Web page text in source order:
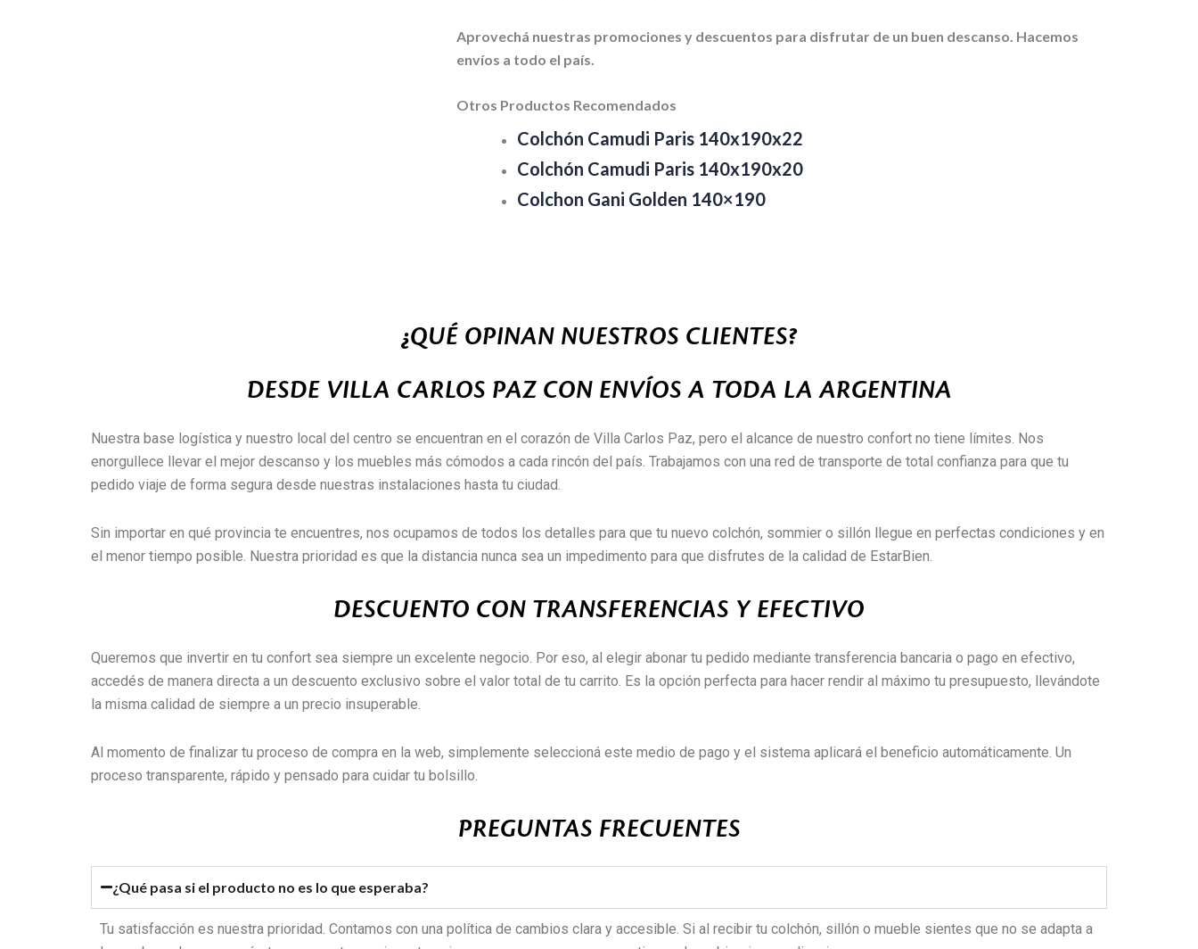
Aprovechá nuestras promociones y descuentos para disfrutar de un buen descanso. Hacemos
envíos a todo el país.
Otros Productos Recomendados
Colchón Camudi Paris 140x190x22
Colchón Camudi Paris 140x190x20
Colchon Gani Golden 140×190
¿QUÉ OPINAN NUESTROS CLIENTES?
DESDE VILLA CARLOS PAZ CON ENVÍOS A TODA LA ARGENTINA
Nuestra base logística y nuestro local del centro se encuentran en el corazón de Villa Carlos Paz, pero el alcance de nuestro confort no tiene límites. Nos
enorgullece llevar el mejor descanso y los muebles más cómodos a cada rincón del país. Trabajamos con una red de transporte de total confianza para que tu
pedido viaje de forma segura desde nuestras instalaciones hasta tu ciudad.
Sin importar en qué provincia te encuentres, nos ocupamos de todos los detalles para que tu nuevo colchón, sommier o sillón llegue en perfectas condiciones y en
el menor tiempo posible. Nuestra prioridad es que la distancia nunca sea un impedimento para que disfrutes de la calidad de EstarBien.
DESCUENTO CON TRANSFERENCIAS Y EFECTIVO
Queremos que invertir en tu confort sea siempre un excelente negocio. Por eso, al elegir abonar tu pedido mediante transferencia bancaria o pago en efectivo,
accedés de manera directa a un descuento exclusivo sobre el valor total de tu carrito. Es la opción perfecta para hacer rendir al máximo tu presupuesto, llevándote
la misma calidad de siempre a un precio insuperable.
Al momento de finalizar tu proceso de compra en la web, simplemente seleccioná este medio de pago y el sistema aplicará el beneficio automáticamente. Un
proceso transparente, rápido y pensado para cuidar tu bolsillo.
PREGUNTAS FRECUENTES
¿Qué pasa si el producto no es lo que esperaba?
Tu satisfacción es nuestra prioridad. Contamos con una política de cambios clara y accesible. Si al recibir tu colchón, sillón o mueble sientes que no se adapta a